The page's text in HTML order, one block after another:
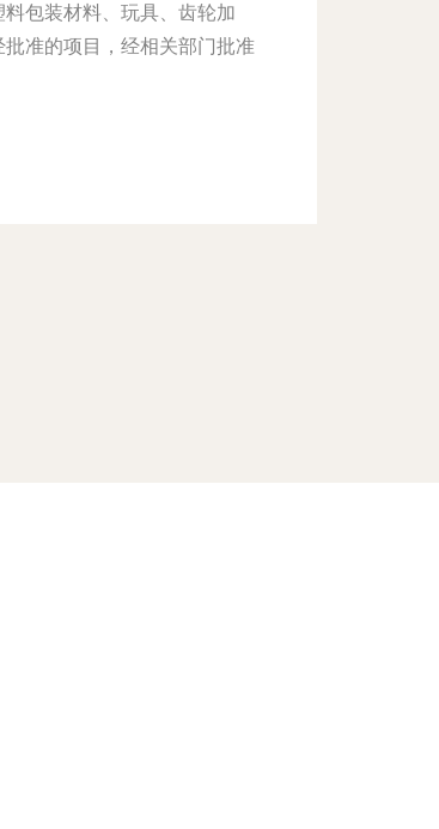
包装材料、玩具、齿轮加
准的项目，经相关部门批准